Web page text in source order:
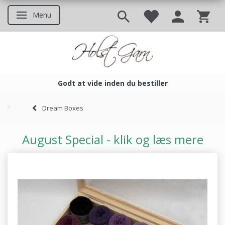
Skifte navigation
Menu
Godt at vide inden du bestiller
Dream Boxes
August Special - klik og læs mere